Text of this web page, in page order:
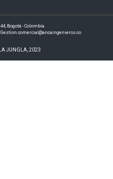
Bogotá - Colombia.
Gestion.comercial@ancaingenieros.co
JUNGLA, 2023